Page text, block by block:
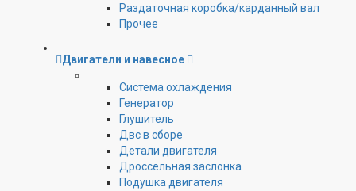
Раздаточная коробка/карданный вал
Прочее
Двигатели и навесное
Cистема охлаждения
Генератор
Глушитель
Двс в сборе
Детали двигателя
Дроссельная заслонка
Подушка двигателя